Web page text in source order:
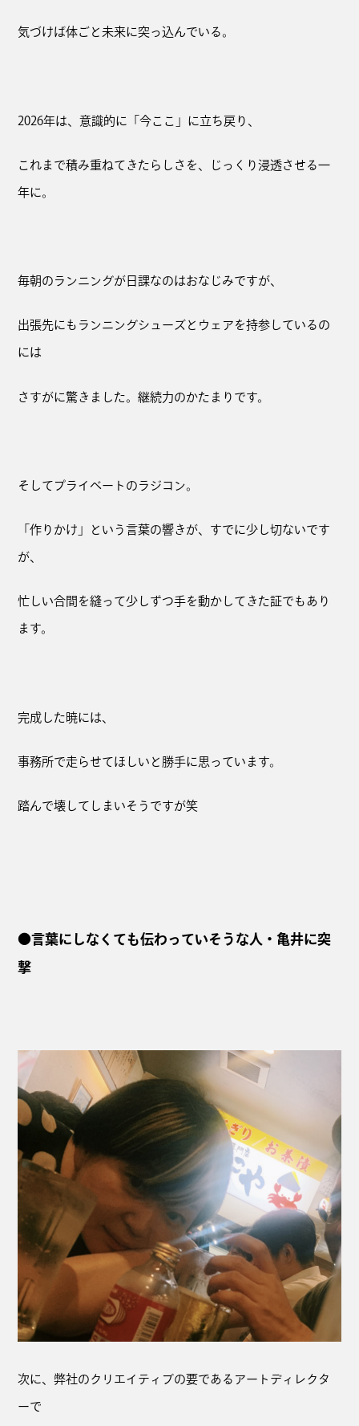
気づけば体ごと未来に突っ込んでいる。
2026年は、意識的に「今ここ」に立ち戻り、
これまで積み重ねてきたらしさを、じっくり浸透させる一
年に。
毎朝のランニングが日課なのはおなじみですが、
出張先にもランニングシューズとウェアを持参しているの
には
さすがに驚きました。継続力のかたまりです。
そしてプライベートのラジコン。
「作りかけ」という言葉の響きが、すでに少し切ないです
が、
忙しい合間を縫って少しずつ手を動かしてきた証でもあり
ます。
完成した暁には、
事務所で走らせてほしいと勝手に思っています。
踏んで壊してしまいそうですが笑
●言葉にしなくても伝わっていそうな人・亀井に突
撃
次に、弊社のクリエイティブの要であるアートディレクタ
ーで